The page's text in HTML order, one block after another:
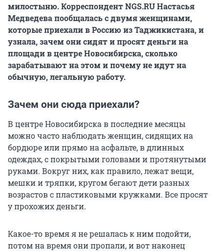
милостыню. Корреспондент NGS.RU Настасья
Медведева пообщалась с двумя женщинами,
которые приехали в Россию из Таджикистана, и
узнала, зачем они сидят и просят деньги на
площади в центре Новосибирска, сколько
зарабатывают на этом и почему не идут на
обычную, легальную работу.
Зачем они сюда приехали?
В центре Новосибирска в последние месяцы
можно часто наблюдать женщин, сидящих на
бордюре или прямо на асфальте, в длинных
одеждах, с покрытыми головами и протянутыми
руками. Вокруг них, как правило, лежат вещи,
мешки и тряпки, кругом бегают дети разных
возрастов с пластиковыми кружками. Все просят
у прохожих деньги.
Какое-то время я не решалась к ним подойти,
потом на время они пропали, и вот наконец